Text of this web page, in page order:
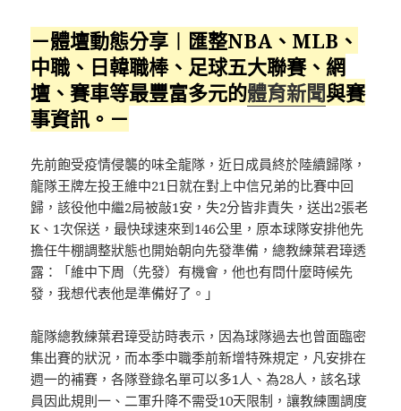
－體壇動態分享︱匯整NBA、MLB、
中職、日韓職棒、足球五大聯賽、網
壇、賽車等最豐富多元的體育新聞與賽
事資訊。－
先前飽受疫情侵襲的味全龍隊，近日成員終於陸續歸隊，
龍隊王牌左投王維中21日就在對上中信兄弟的比賽中回
歸，該役他中繼2局被敲1安，失2分皆非責失，送出2張老
K、1次保送，最快球速來到146公里，原本球隊安排他先
擔任牛棚調整狀態也開始朝向先發準備，總教練葉君璋透
露：「維中下周（先發）有機會，他也有問什麼時候先
發，我想代表他是準備好了。」
龍隊總教練葉君璋受訪時表示，因為球隊過去也曾面臨密
集出賽的狀況，而本季中職季前新增特殊規定，凡安排在
週一的補賽，各隊登錄名單可以多1人、為28人，該名球
員因此規則一、二軍升降不需受10天限制，讓教練團調度